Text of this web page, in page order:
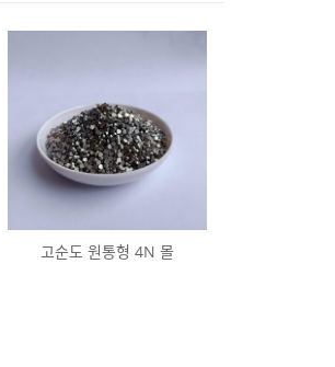
고순도 원통형 4N 몰